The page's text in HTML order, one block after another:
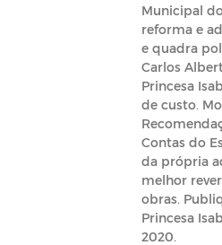
Municipal
reforma e
e quadra
Carlos
Princesa
de custo.
Contas do
da própria
melhor
obras.
Princesa
2020.